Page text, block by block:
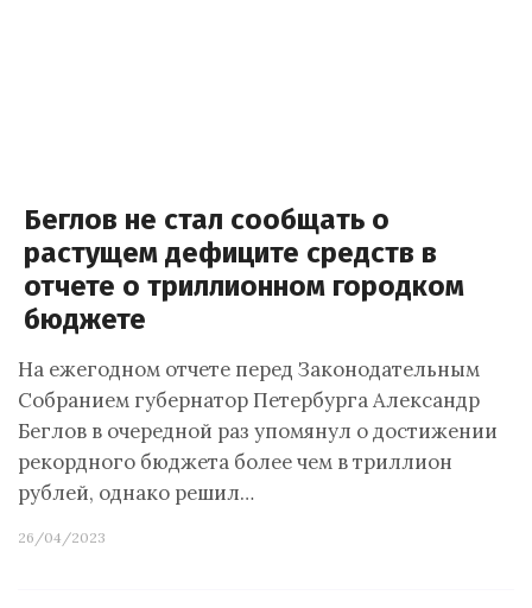
Беглов не стал сообщать о
растущем дефиците средств в
отчете о триллионном городком
бюджете
На ежегодном отчете перед Законодательным
Собранием губернатор Петербурга Александр
Беглов в очередной раз упомянул о достижении
рекордного бюджета более чем в триллион
рублей, однако решил…
26/04/2023